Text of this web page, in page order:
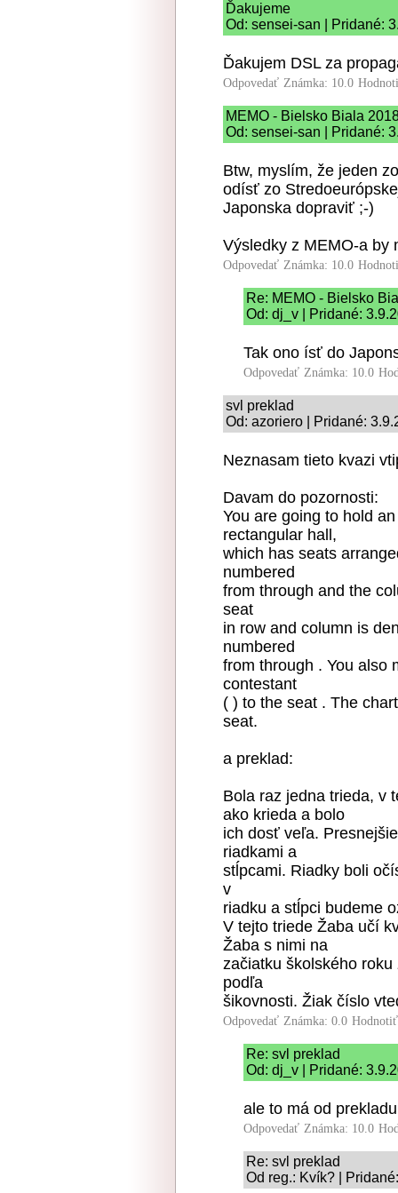
Ďakujeme
Od: sensei-san | Pridané:
Ďakujem DSL za
Odpovedať Známka: 10.0
MEMO - Bielsko Biala
Od: sensei-san | Pridané:
Btw, myslím, že jeden
odísť zo
Japonska dopraviť ;-)
Výsledky z MEMO-a by
Odpovedať Známka: 10.0
Re: MEMO - Bielsko
Od: dj_v | Pridané:
Tak ono ísť do
Odpovedať Známka: 10.0
svl preklad
Od: azoriero | Pridané:
Neznasam tieto kvazi
Davam do pozornosti:
You are going to hold
rectangular hall,
which has seats
numbered
from through and the
seat
in row and column is
numbered
from through . You also
contestant
( ) to the seat . The
seat.
a preklad:
Bola raz jedna trieda, v
ako krieda a bolo
ich dosť veľa.
riadkami a
stĺpcami. Riadky boli
v
riadku a stĺpci budeme
V tejto triede Žaba učí
Žaba s nimi na
začiatku školského
podľa
šikovnosti. Žiak číslo
Odpovedať Známka: 0.0
Re: svl preklad
Od: dj_v | Pridané:
ale to má od
Odpovedať Známka: 10.0
Re: svl preklad
Od reg.: Kvík? |